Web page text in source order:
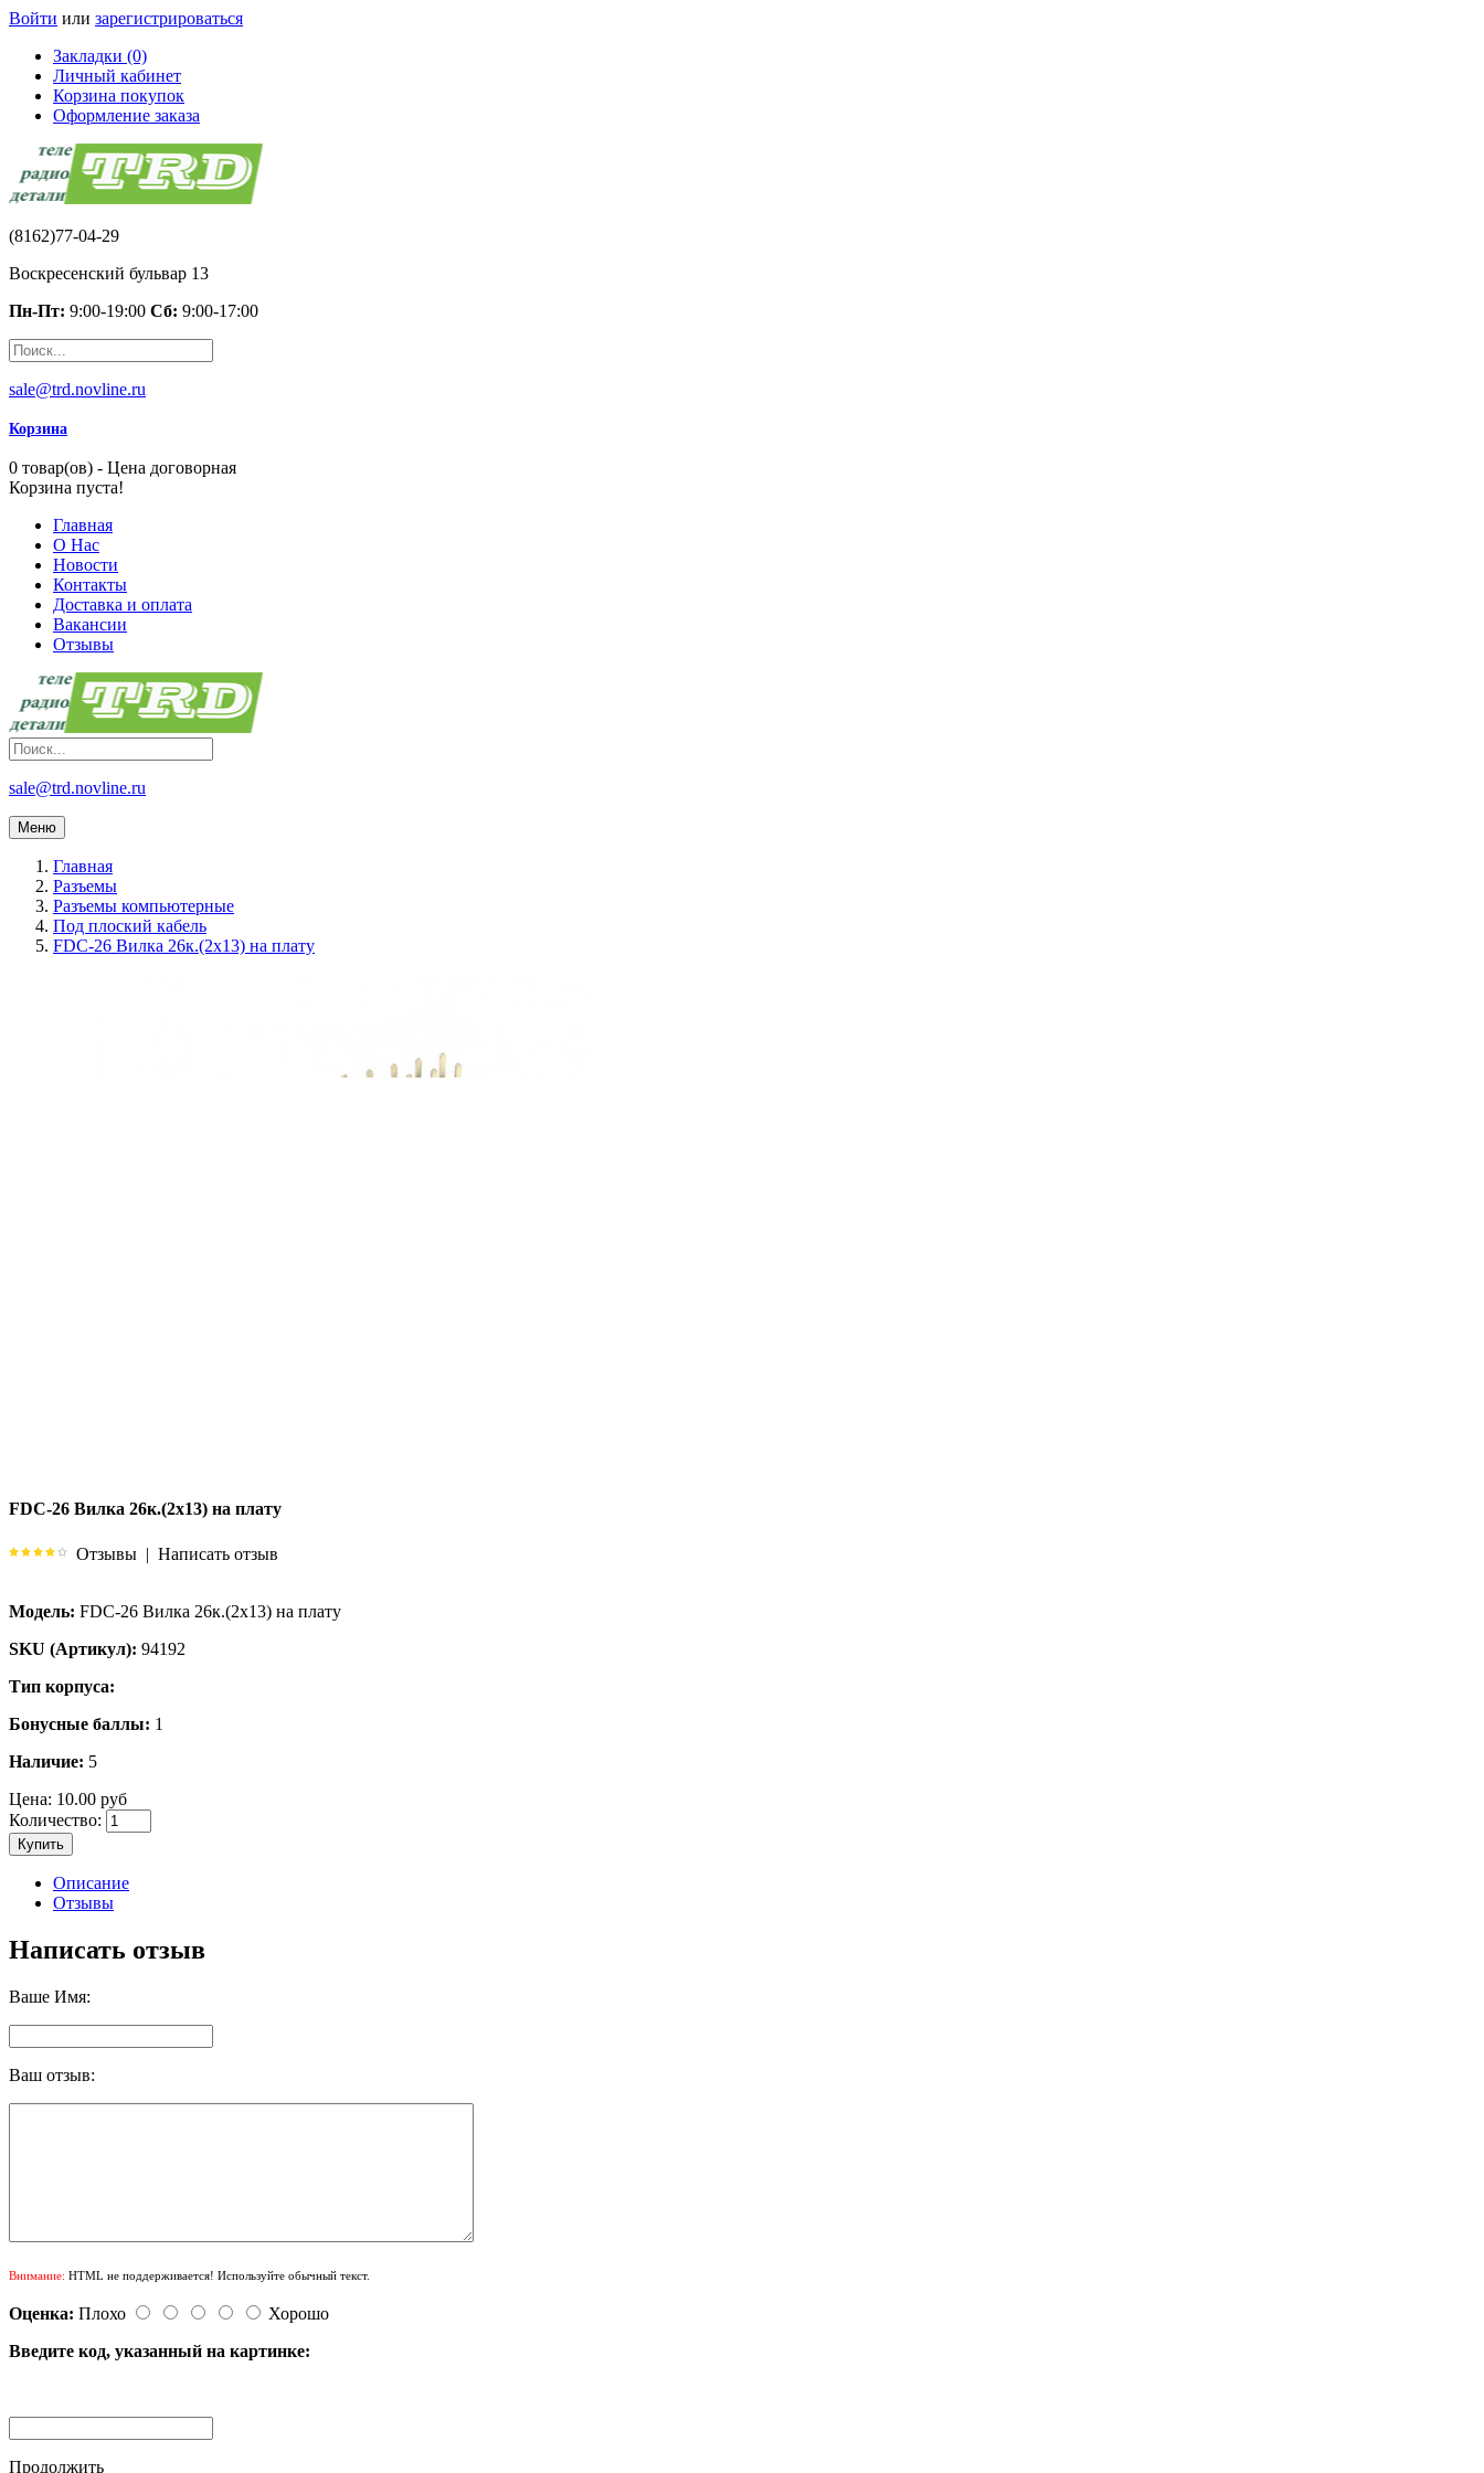
Войти или зарегистрироваться
Закладки (0)
Личный кабинет
Корзина покупок
Оформление заказа
(8162)77-04-29
Воскресенский бульвар 13
Пн-Пт: 9:00-19:00 Сб: 9:00-17:00
sale@trd.novline.ru
Корзина
0 товар(ов) - Цена договорная
Корзина пуста!
Главная
О Нас
Новости
Контакты
Доставка и оплата
Вакансии
Отзывы
sale@trd.novline.ru
Меню
Главная
Разъемы
Разъемы компьютерные
Под плоский кабель
FDC-26 Вилка 26к.(2х13) на плату
FDC-26 Вилка 26к.(2х13) на плату
Отзывы | Написать отзыв
Модель: FDC-26 Вилка 26к.(2х13) на плату
SKU (Артикул): 94192
Тип корпуса:
Бонусные баллы: 1
Наличие: 5
Цена: 10.00 руб
Количество:
Купить
Описание
Отзывы
Написать отзыв
Ваше Имя:
Ваш отзыв:
Внимание: HTML не поддерживается! Используйте обычный текст.
Оценка: Плохо
Хорошо
Введите код, указанный на картинке:
Продолжить